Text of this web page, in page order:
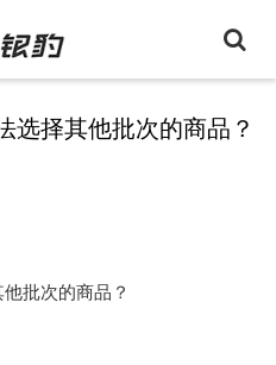
选择其他批次的商品？
批次的商品？